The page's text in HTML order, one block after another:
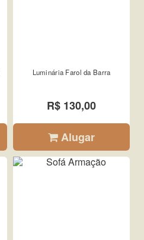
Luminária Farol da Barra
R$ 130,00
Alugar